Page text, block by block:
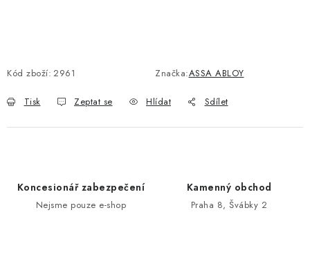
POŠTOVNÍ SCHRÁNKY
ZNAČKY
Bezpečnostní třídy - PYRAMIDA BEZPEČNOSTI
Zabezpečení domů
Kód zboží: 2961 Značka:ASSA ABLOY
Tisk Zeptat se Hlídat Sdílet
Koncesionář zabezpečení
Nejsme pouze e-shop
Kamenný obchod
Praha 8, Švábky 2